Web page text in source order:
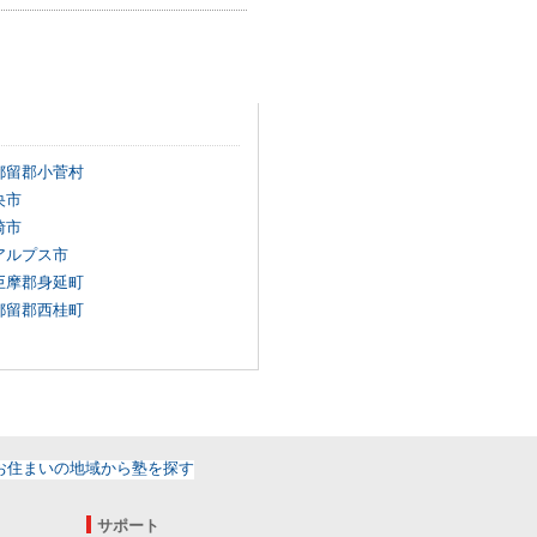
留郡小菅村
市
市
ルプス市
摩郡身延町
留郡西桂町
サポート